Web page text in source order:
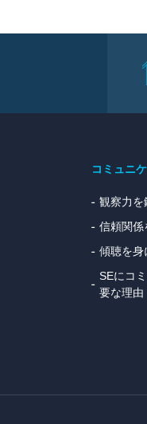
コミュニ
観察力を
信頼関係
傾聴を身
SEにコ
要な理由